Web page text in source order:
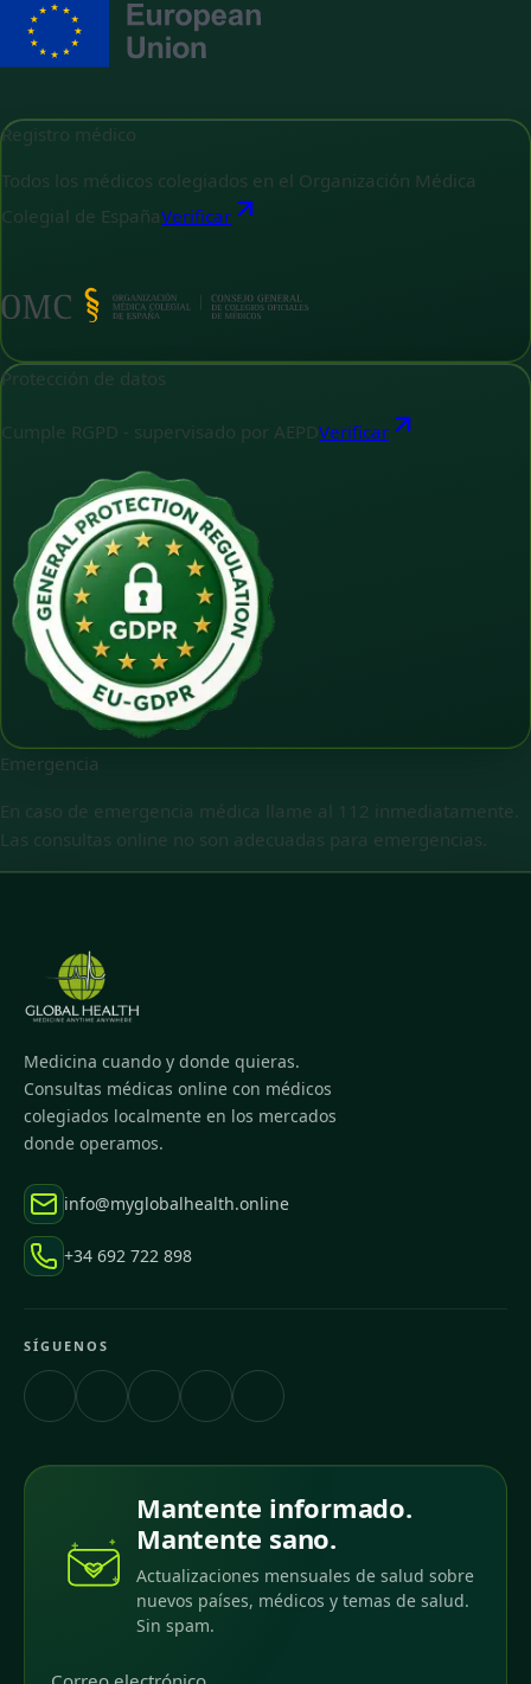
Registro médico
Todos los médicos colegiados en el Organización Médica
Colegial de EspañaVerificar
Protección de datos
Cumple RGPD - supervisado por AEPDVerificar
Emergencia
En caso de emergencia médica llame al 112 inmediatamente.
Las consultas online no son adecuadas para emergencias.
Medicina cuando y donde quieras.
Consultas médicas online con médicos
colegiados localmente en los mercados
donde operamos.
info@myglobalhealth.online
+34 692 722 898
SÍGUENOS
Mantente informado.
Mantente sano.
Actualizaciones mensuales de salud sobre
nuevos países, médicos y temas de salud.
Sin spam.